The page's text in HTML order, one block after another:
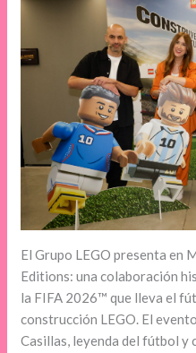
El Grupo LEGO presenta en
Editions: una colaboración
la FIFA 2026™ que lleva el
construcción LEGO. El
Casillas, leyenda del fútbol y